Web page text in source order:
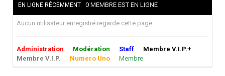
EN LIGNE RÉCEMMENT 0 MEMBRE EST EN LIGNE
Aucun utilisateur enregistré regarde cette page.
Administration Modération Staff
Membre V.I.P.+
Membre V.I.P.
Numero Uno Membre